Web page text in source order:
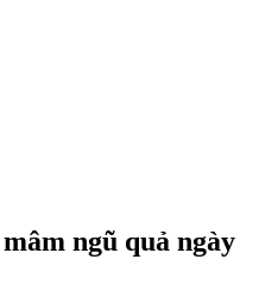
ngũ quả ngày